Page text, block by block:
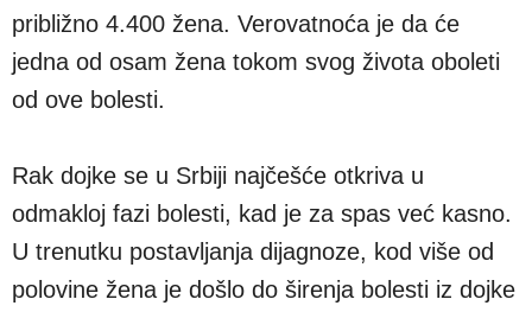
približno 4.400 žena. Verovatnoća je da će
jedna od osam žena tokom svog života oboleti
od ove bolesti.
Rak dojke se u Srbiji najčešće otkriva u
odmakloj fazi bolesti, kad je za spas već kasno.
U trenutku postavljanja dijagnoze, kod više od
polovine žena je došlo do širenja bolesti iz dojke